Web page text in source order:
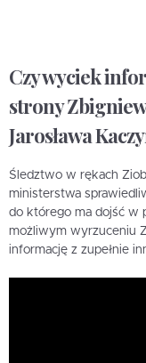
Czy wyciek
strony
Jarosława
Śledztwo w rękach
ministerstwa
do którego ma dojść w
możliwym wyrzuceniu
informację z zupełnie